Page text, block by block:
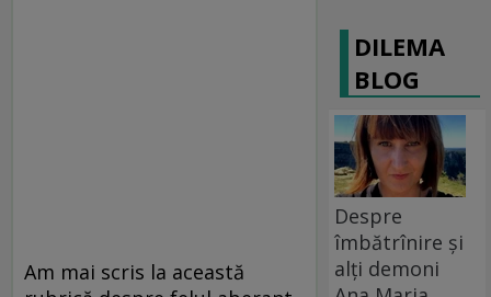
Am mai scris la această
DILEMA
BLOG
Despre
îmbătrînire și
alți demoni